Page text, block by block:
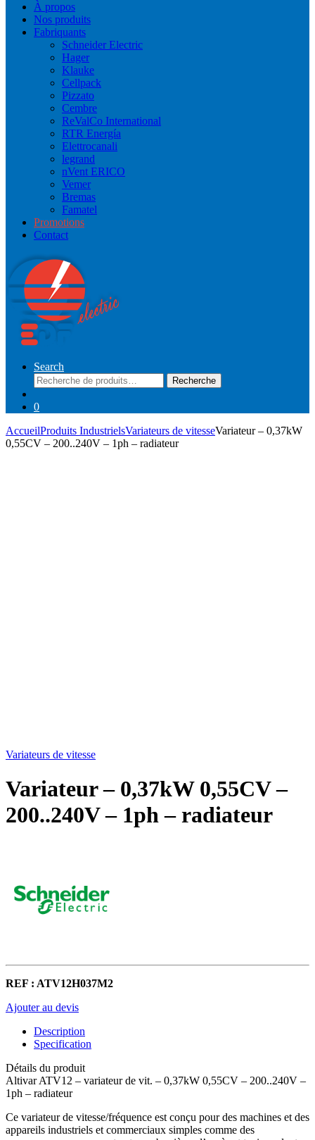
À propos
Nos produits
Fabriquants
Schneider Electric
Hager
Klauke
Cellpack
Pizzato
Cembre
ReValCo International
RTR Energía
Elettrocanali
legrand
nVent ERICO
Vemer
Bremas
Famatel
Promotions
Contact
Search
Recherche
pour :
Recherche
0
AccueilProduits IndustrielsVariateurs de vitesseVariateur – 0,37kW
0,55CV – 200..240V – 1ph – radiateur
Variateurs de vitesse
Variateur – 0,37kW 0,55CV –
200..240V – 1ph – radiateur
REF : ATV12H037M2
Ajouter au devis
Description
Specification
Détails du produit
Altivar ATV12 – variateur de vit. – 0,37kW 0,55CV – 200..240V –
1ph – radiateur
Ce variateur de vitesse/fréquence est conçu pour des machines et des
appareils industriels et commerciaux simples comme des